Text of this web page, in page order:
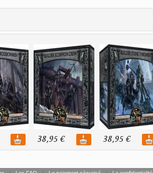
38,95 € 38,95 €